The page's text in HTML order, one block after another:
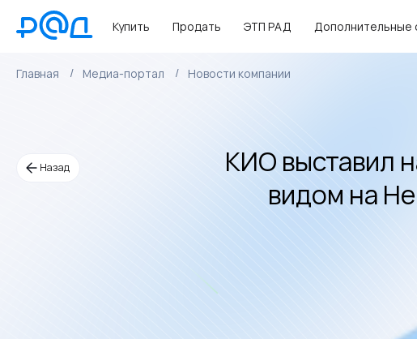
Купить Продать ЭТП РАД Дополнительные
Главная Медиа-портал Новости компании
Назад
КИО выставил
видом на